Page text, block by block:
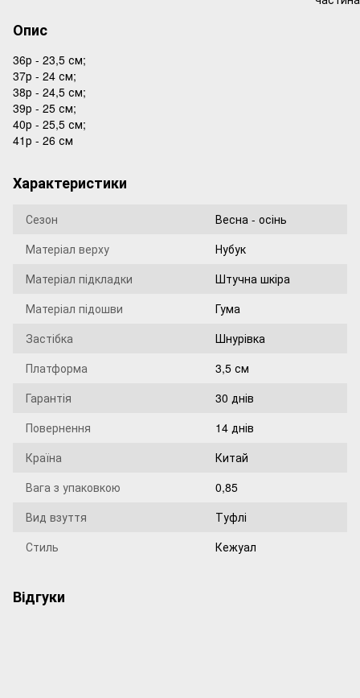
Опис
36р - 23,5 см;
37р - 24 см;
38р - 24,5 см;
39р - 25 см;
40р - 25,5 см;
41р - 26 см
Характеристики
Сезон
Весна - осінь
Матеріал верху
Нубук
Матеріал підкладки
Штучна шкіра
Матеріал підошви
Гума
Застібка
Шнурівка
Платформа
3,5 см
Гарантія
30 днів
Повернення
14 днів
Країна
Китай
Вага з упаковкою
0,85
Вид взуття
Туфлі
Стиль
Кежуал
Відгуки